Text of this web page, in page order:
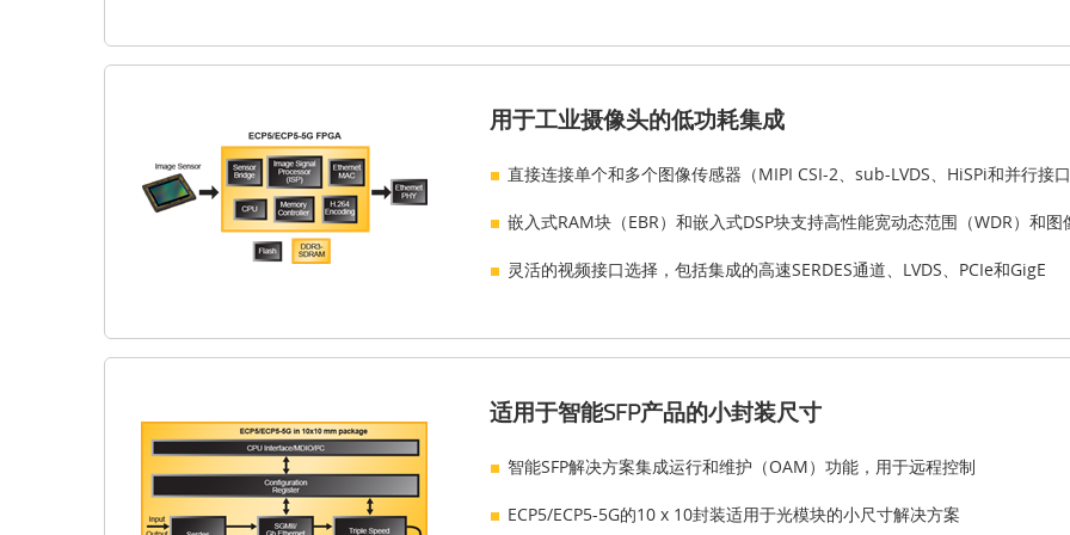
用于工业摄像头的低功耗集成
直接连接单个和多个图像传感器（MIPI CSI-2、sub-LVDS、HiSPi和并行接口
嵌入式RAM块（EBR）和嵌入式DSP块支持高性能宽动态范围（WDR）和图
灵活的视频接口选择，包括集成的高速SERDES通道、LVDS、PCIe和GigE
适用于智能SFP产品的小封装尺寸
智能SFP解决方案集成运行和维护（OAM）功能，用于远程控制
ECP5/ECP5-5G的10 x 10封装适用于光模块的小尺寸解决方案